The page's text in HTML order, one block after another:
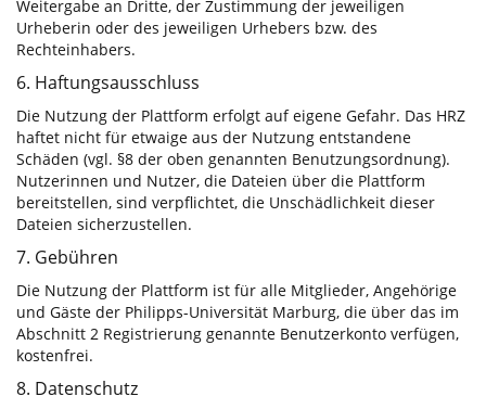
Weitergabe an Dritte, der Zustimmung der jeweiligen
Urheberin oder des jeweiligen Urhebers bzw. des
Rechteinhabers.
6. Haftungsausschluss
Die Nutzung der Plattform erfolgt auf eigene Gefahr. Das HRZ
haftet nicht für etwaige aus der Nutzung entstandene
Schäden (vgl. §8 der oben genannten Benutzungsordnung).
Nutzerinnen und Nutzer, die Dateien über die Plattform
bereitstellen, sind verpflichtet, die Unschädlichkeit dieser
Dateien sicherzustellen.
7. Gebühren
Die Nutzung der Plattform ist für alle Mitglieder, Angehörige
und Gäste der Philipps-Universität Marburg, die über das im
Abschnitt 2 Registrierung genannte Benutzerkonto verfügen,
kostenfrei.
8. Datenschutz